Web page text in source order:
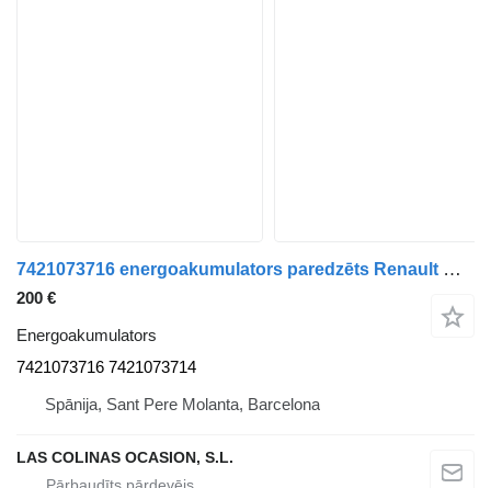
7421073716 energoakumulators paredzēts Renault Midlum kravas automašīnas
200 €
Energoakumulators
7421073716 7421073714
Spānija, Sant Pere Molanta, Barcelona
LAS COLINAS OCASION, S.L.